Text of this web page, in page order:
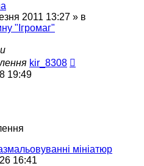
2011 13:27 » в
"Ігромаг"
kir_8308
19:49
мініатюр
16:41